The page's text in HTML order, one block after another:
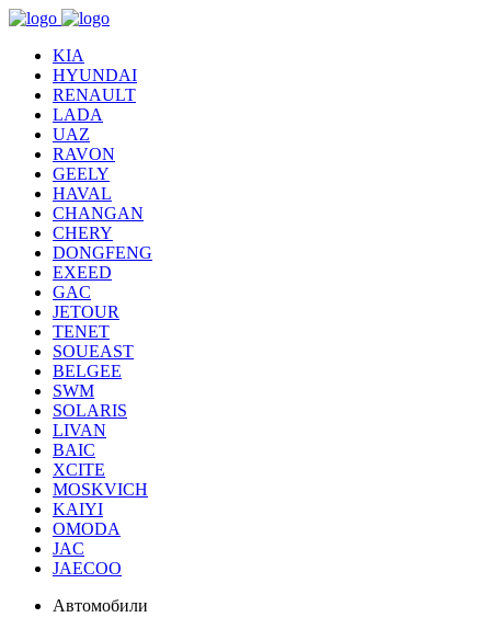
KIA
HYUNDAI
RENAULT
LADA
UAZ
RAVON
GEELY
HAVAL
CHANGAN
CHERY
DONGFENG
EXEED
GAC
JETOUR
TENET
SOUEAST
BELGEE
SWM
SOLARIS
LIVAN
BAIC
XCITE
MOSKVICH
KAIYI
OMODA
JAC
JAECOO
Автомобили